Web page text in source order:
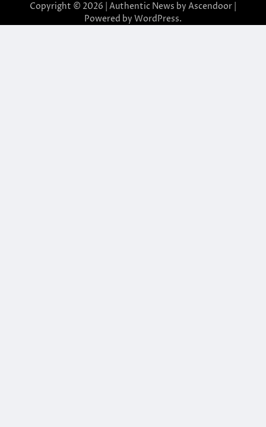
Copyright © 2026 | Authentic News by Ascendoor
Powered by WordPress.